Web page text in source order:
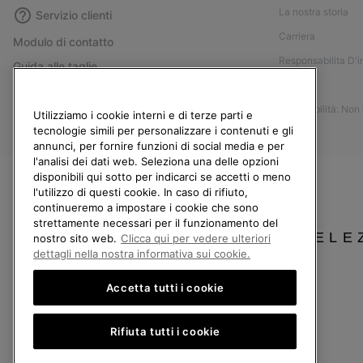
Servizio clienti
Modulo di contatto
Guida alle taglie
Resi
Recedi dal contratto
I miei ordini
Spedizione
Pagamento
Domande frequenti
La nostra storia
Carriera
Responsabilita
Accessibilità:
Italia
2026 Columbia Sportswear Company. Avenue des Morgines, 12 1213
Utilizziamo i cookie interni e di terze parti e
tecnologie simili per personalizzare i contenuti e gli
annunci, per fornire funzioni di social media e per
l'analisi dei dati web. Seleziona una delle opzioni
disponibili qui sotto per indicarci se accetti o meno
l'utilizzo di questi cookie. In caso di rifiuto,
continueremo a impostare i cookie che sono
strettamente necessari per il funzionamento del
nostro sito web. Clicca qui per vedere ulteriori
dettagli nella nostra informativa sui cookie.
Accetta tutti i cookie
Rifiuta tutti i cookie